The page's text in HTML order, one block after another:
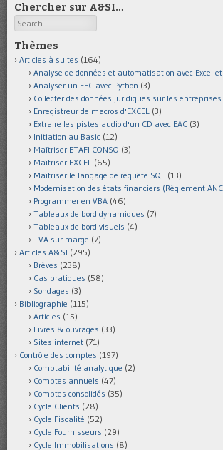
Chercher sur A&SI…
Search
Thèmes
Articles à suites (164)
Analyse de données et automatisation avec Excel et
Analyser un FEC avec Python (3)
Collecter des données juridiques sur les entreprises
Enregistreur de macros d'EXCEL (3)
Extraire les pistes audio d'un CD avec EAC (3)
Initiation au Basic (12)
Maîtriser ETAFI CONSO (3)
Maîtriser EXCEL (65)
Maîtriser le langage de requête SQL (13)
Modernisation des états financiers (Règlement
Programmer en VBA (46)
Tableaux de bord dynamiques (7)
Tableaux de bord visuels (4)
TVA sur marge (7)
Articles A&SI (295)
Brèves (238)
Cas pratiques (58)
Sondages (3)
Bibliographie (115)
Articles (15)
Livres & ouvrages (33)
Sites internet (71)
Contrôle des comptes (197)
Comptabilité analytique (2)
Comptes annuels (47)
Comptes consolidés (35)
Cycle Clients (28)
Cycle Fiscalité (52)
Cycle Fournisseurs (29)
Cycle Immobilisations (8)